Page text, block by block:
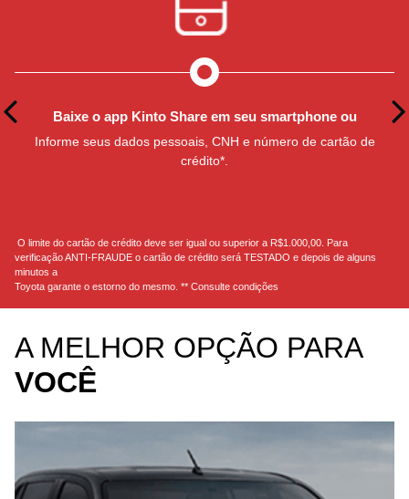
Baixe o app Kinto Share em seu smartphone ou
Informe seus dados pessoais, CNH e número de cartão de
crédito*.
O limite do cartão de crédito deve ser igual ou superior a R$1.000,00. Para
verificação ANTI-FRAUDE o cartão de crédito será TESTADO e depois de alguns
minutos a
Toyota garante o estorno do mesmo. ** Consulte condições
A MELHOR OPÇÃO PARA
VOCÊ